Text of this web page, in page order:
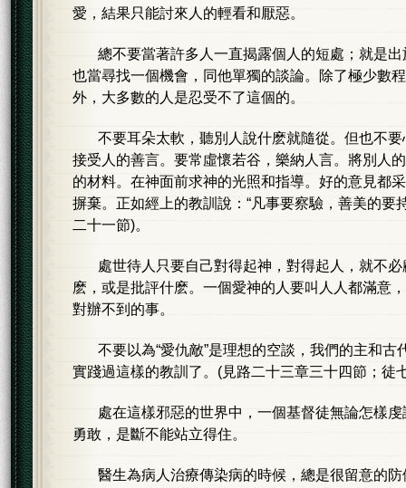
愛，結果只能討來人的輕看和厭惡。
總不要當著許多人一直揭露個人的短處；就是
也當尋找一個機會，同他單獨的談論。除了極少數
外，大多數的人是忍受不了這個的。
不要耳朵太軟，聽別人說什麽就隨從。但也不
接受人的善言。要常虛懷若谷，樂納人言。將別人
的材料。在神面前求神的光照和指導。好的意見都
摒棄。正如經上的教訓說：“凡事要察驗，善美的要
二十一節)。
處世待人只要自己對得起神，對得起人，就不
麽，或是批評什麽。一個愛神的人要叫人人都滿意
對辦不到的事。
不要以為“愛仇敵”是理想的空談，我們的主和古
實踐過這樣的教訓了。(見路二十三章三十四節；徒
處在這樣邪惡的世界中，一個基督徒無論怎樣
勇敢，是斷不能站立得住。
醫生為病人治療傳染病的時候，總是很留意的